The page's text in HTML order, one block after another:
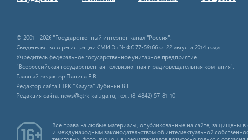
© 2001 - 2026 "Государственный интернет-канал "Россия".
Свидетельство о регистрации СМИ Эл № ФС 77-59166 от 22 августа 2014 года.
Учредитель федеральное государственное унитарное предприятие
"Всероссийская государственная телевизионная и радиовещательная компания".
Главный редактор Панина Е.В.
Редактор сайта ГТРК "Калуга" Дубинин В.Г.
Редакция сайта: news@gtrk-kaluga.ru, тел.: (8-4842) 57-81-10
Все права на любые материалы, опубликованные на сайте, защищены в
и международным законодательством об интеллектуальной